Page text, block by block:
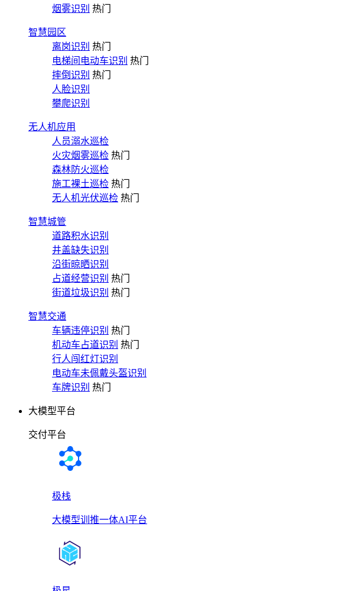
烟雾识别 热门
智慧园区
离岗识别 热门
电梯间电动车识别 热门
摔倒识别 热门
人脸识别
攀爬识别
无人机应用
人员溺水巡检
火灾烟雾巡检 热门
森林防火巡检
施工裸土巡检 热门
无人机光伏巡检 热门
智慧城管
道路积水识别
井盖缺失识别
沿街晾晒识别
占道经营识别 热门
街道垃圾识别 热门
智慧交通
车辆违停识别 热门
机动车占道识别 热门
行人闯红灯识别
电动车未佩戴头盔识别
车牌识别 热门
大模型平台
交付平台
极栈
大模型训推一体AI平台